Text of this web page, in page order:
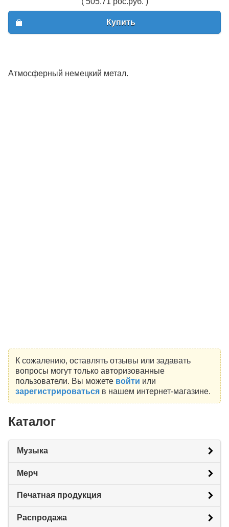
Купить
Атмосферный немецкий метал.
К сожалению, оставлять отзывы или задавать
вопросы могут только авторизованные
пользователи. Вы можете войти или
зарегистрироватьсяв нашем интернет-магазине.
Каталог
Музыка
Мерч
Печатная продукция
Распродажа